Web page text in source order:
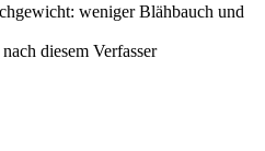
weniger Blähbauch und
nach diesem Verfasser